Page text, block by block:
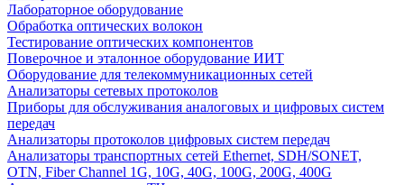
Лабораторное оборудование
Обработка оптических волокон
Тестирование оптических компонентов
Поверочное и эталонное оборудование ИИТ
Оборудование для телекоммуникационных сетей
Анализаторы сетевых протоколов
Приборы для обслуживания аналоговых и цифровых систем
передач
Анализаторы протоколов цифровых систем передач
Анализаторы транспортных сетей Ethernet, SDH/SONET,
OTN, Fiber Channel 1G, 10G, 40G, 100G, 200G, 400G